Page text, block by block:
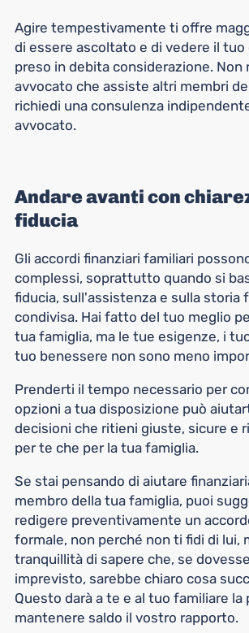
Agire tempestivamente ti offre
di essere ascoltato e di vedere il
preso in debita considerazione. Non
avvocato che assiste altri membri
richiedi una consulenza
avvocato.
Andare avanti con
fiducia
Gli accordi finanziari familiari
complessi, soprattutto quando si
fiducia, sull'assistenza e sulla storia
condivisa. Hai fatto del tuo meglio
tua famiglia, ma le tue esigenze, i
tuo benessere non sono meno
Prenderti il tempo necessario per
opzioni a tua disposizione può
decisioni che ritieni giuste, sicure e
per te che per la tua famiglia.
Se stai pensando di aiutare
membro della tua famiglia, puoi
redigere preventivamente un
formale, non perché non ti fidi di lui,
tranquillità di sapere che, se
imprevisto, sarebbe chiaro cosa
Questo darà a te e al tuo familiare la
mantenere saldo il vostro rapporto.